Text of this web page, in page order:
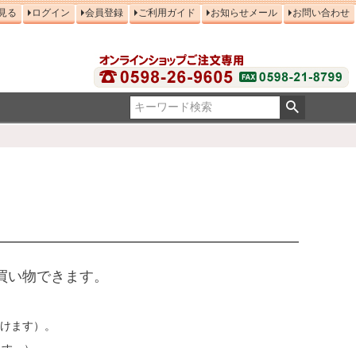
る ログイン 会員登録 ご利用ガイド お知らせメール お問い合わせ
物できます。
ます）。